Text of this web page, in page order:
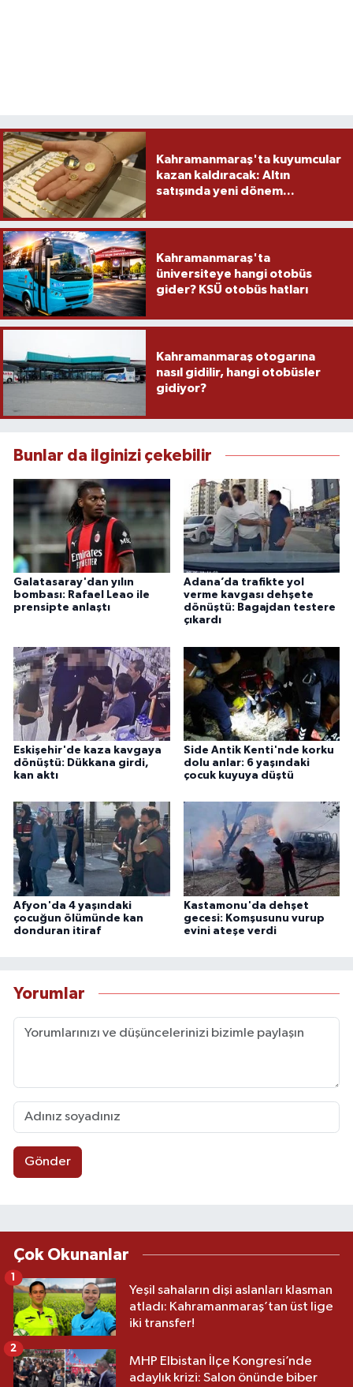
Kahramanmaraş'ta kuyumcular
kazan kaldıracak: Altın
satışında yeni dönem...
Kahramanmaraş'ta
üniversiteye hangi otobüs
gider? KSÜ otobüs hatları
Kahramanmaraş otogarına
nasıl gidilir, hangi otobüsler
gidiyor?
Bunlar da ilginizi çekebilir
Galatasaray'dan yılın
bombası: Rafael Leao ile
prensipte anlaştı
Adana’da trafikte yol
verme kavgası dehşete
dönüştü: Bagajdan testere
çıkardı
Eskişehir'de kaza kavgaya
dönüştü: Dükkana girdi,
kan aktı
Side Antik Kenti'nde korku
dolu anlar: 6 yaşındaki
çocuk kuyuya düştü
Afyon'da 4 yaşındaki
çocuğun ölümünde kan
donduran itiraf
Kastamonu'da dehşet
gecesi: Komşusunu vurup
evini ateşe verdi
Yorumlar
Gönder
Çok Okunanlar
Yeşil sahaların dişi aslanları klasman
atladı: Kahramanmaraş’tan üst lige
iki transfer!
1
MHP Elbistan İlçe Kongresi’nde
adaylık krizi: Salon önünde biber
2